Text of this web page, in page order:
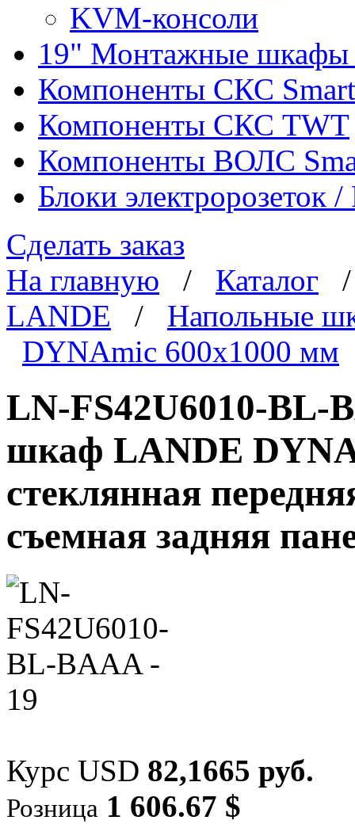
KVM-консоли
19" Монтажные шкафы
Компоненты СКС
Компоненты СКС TWT
Компоненты ВОЛС
Блоки электророзеток
Сделать заказ
На главную / Каталог
LANDE / Напольные
DYNAmic 600x1000 мм
LN-FS42U6010-BL-
шкаф LANDE
стеклянная
съемная задняя
Курс USD 82,1665 руб.
Розница 1 606.67 $